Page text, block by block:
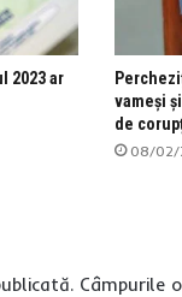
2023 ar
vameși
de
08/02/
Câmpurile